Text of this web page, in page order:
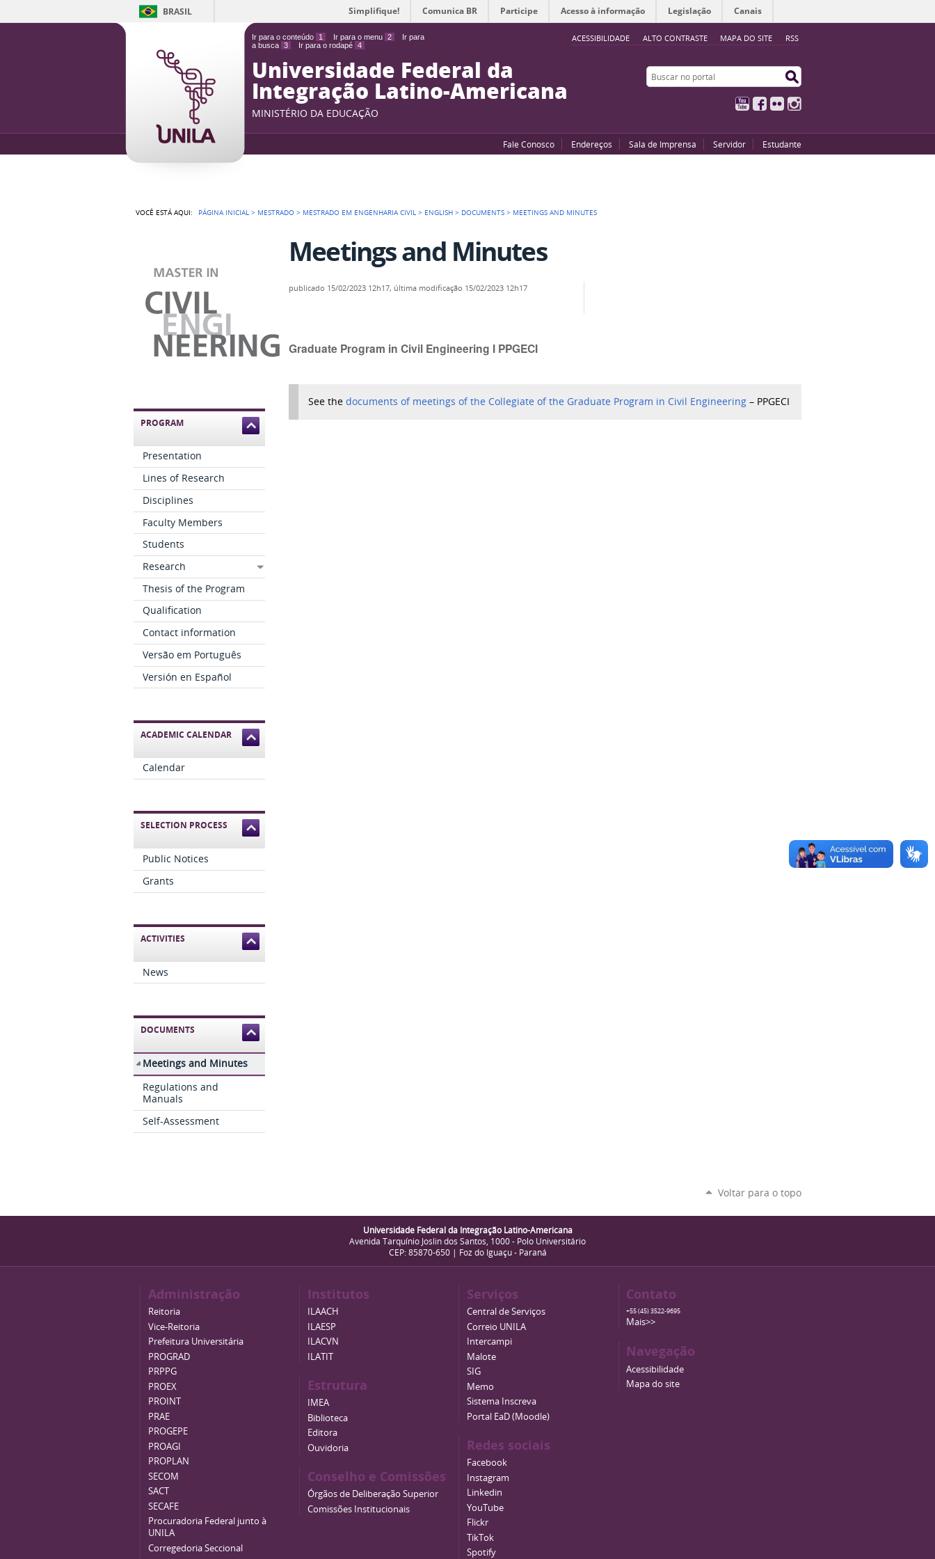
Ir para o conteúdo 1 Ir para o menu 2
Ir para
a busca 3 Ir para o rodapé 4
ACESSIBILIDADE ALTO CONTRASTE MAPA DO SITE RSS
BRASIL Simplifique! Comunica BR Participe Acesso à informação Legislação Canais
Universidade Federal da
Integração Latino-Americana
MINISTÉRIO DA EDUCAÇÃO
Buscar no portal
YouTubeFacebook
Flickr
Fale Conosco Endereços Sala de Imprensa Servidor Estudante
VOCÊ ESTÁ AQUI: PÁGINA INICIAL > MESTRADO > MESTRADO EM ENGENHARIA CIVIL > ENGLISH > DOCUMENTS > MEETINGS AND MINUTES
PROGRAM
Presentation
Lines of Research
Disciplines
Faculty Members
Students
Research
Thesis of the Program
Qualification
Contact information
Versão em Português
Versión en Español
ACADEMIC CALENDAR
Calendar
SELECTION PROCESS
Public Notices
Grants
ACTIVITIES
News
DOCUMENTS
Meetings and Minutes
Regulations and
Manuals
Self-Assessment
Meetings and Minutes
publicado 15/02/2023 12h17, última modificação 15/02/2023 12h17
Graduate Program in Civil Engineering I PPGECI
See thedocuments of meetings of the Collegiate of the Graduate Program in Civil Engineering– PPGECI
Voltar para o topo
Universidade Federal da Integração Latino-Americana
Avenida Tarquínio Joslin dos Santos, 1000 - Polo Universitário
CEP: 85870-650 | Foz do Iguaçu - Paraná
Administração
Reitoria
Vice-Reitoria
Prefeitura Universitária
PROGRAD
PRPPG
PROEX
PROINT
PRAE
PROGEPE
PROAGI
PROPLAN
SECOM
SACT
SECAFE
Procuradoria Federal junto à
UNILA
Corregedoria Seccional
Institutos
ILAACH
ILAESP
ILACVN
ILATIT
Estrutura
IMEA
Biblioteca
Editora
Ouvidoria
Conselho e Comissões
Órgãos de Deliberação Superior
Comissões Institucionais
Serviços
Central de Serviços
Correio UNILA
Intercampi
Malote
SIG
Memo
Sistema Inscreva
Portal EaD (Moodle)
Redes sociais
Facebook
Instagram
Linkedin
YouTube
Flickr
TikTok
Spotify
Contato
+55 (45) 3522-9695
Mais>>
Navegação
Acessibilidade
Mapa do site